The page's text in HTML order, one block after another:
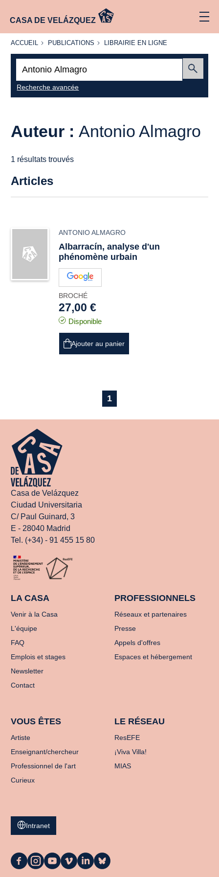
CASA DE VELÁZQUEZ
ACCUEIL
ACCUEIL PUBLICATIONS
PUBLICATIONS
LIBRAIRIE
LIBRAIRIE EN LIGNE
Recherche avancée
Auteur : Antonio Almagro
1 résultats trouvés
Articles
ANTONIO ALMAGRO
Albarracín, analyse d'un
phénomène urbain
BROCHÉ
27,00 €
Disponible
Ajouter au panier
1
Casa de Velázquez
Ciudad Universitaria
C/ Paul Guinard, 3
E - 28040 Madrid
Tel. (+34) - 91 455 15 80
LA CASA
Venir à la Casa
L'équipe
FAQ
Emplois et stages
Newsletter
Contact
PROFESSIONNELS
Réseaux et partenaires
Presse
Appels d'offres
Espaces et hébergement
VOUS ÊTES
Artiste
Enseignant/chercheur
Professionnel de l'art
Curieux
LE RÉSEAU
ResEFE
¡Viva Villa!
MIAS
Intranet
La
La
La
La
La
La